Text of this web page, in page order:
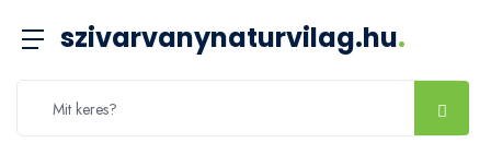
szivarvanynaturvilag.hu.